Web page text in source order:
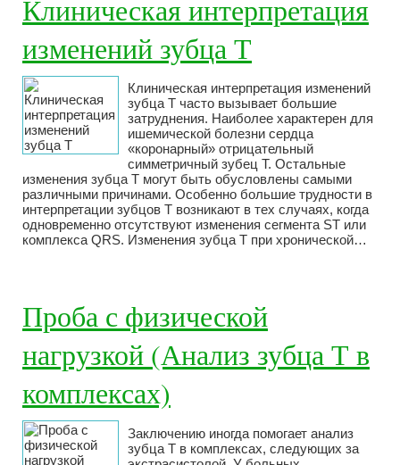
Клиническая интерпретация
изменений зубца Т
Клиническая интерпретация изменений
зубца Т часто вызывает большие
затруднения. Наиболее характерен для
ишемической болезни сердца
«коронарный» отрицательный
симметричный зубец Т. Остальные
изменения зубца Т могут быть обусловлены самыми
различными причинами. Особенно большие трудности в
интерпретации зубцов Т возникают в тех случаях, когда
одновременно отсутствуют изменения сегмента ST или
комплекса QRS. Изменения зубца Т при хронической…
Проба с физической
нагрузкой (Анализ зубца Т в
комплексах)
Заключению иногда помогает анализ
зубца Т в комплексах, следующих за